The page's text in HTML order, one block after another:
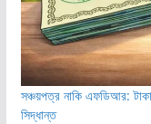
সঞ্চয়পত্র নাকি এফডিআর:
সিদ্ধান্ত